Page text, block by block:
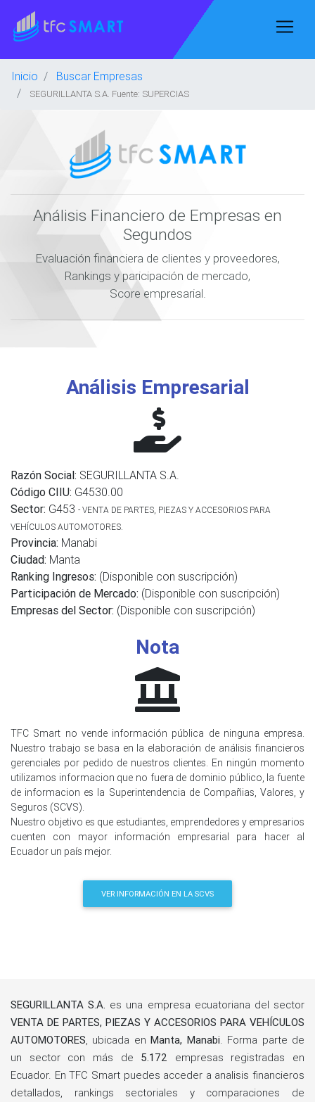
Inicio Buscar Empresas
SEGURILLANTA S.A. Fuente: SUPERCIAS
Análisis Financiero de Empresas en
Segundos
Evaluación financiera de clientes y proveedores,
Rankings y paricipación de mercado,
Score empresarial.
Análisis Empresarial
Razón Social: SEGURILLANTA S.A.
Código CIIU: G4530.00
Sector: G453 - VENTA DE PARTES, PIEZAS Y ACCESORIOS PARA
VEHÍCULOS AUTOMOTORES.
Provincia: Manabi
Ciudad: Manta
Ranking Ingresos: (Disponible con suscripción)
Participación de Mercado: (Disponible con suscripción)
Empresas del Sector: (Disponible con suscripción)
Nota
TFC Smart no vende información pública de ninguna empresa.
Nuestro trabajo se basa en la elaboración de análisis financieros
gerenciales por pedido de nuestros clientes. En ningún momento
utilizamos informacion que no fuera de dominio público, la fuente
de informacion es la Superintendencia de Compañias, Valores, y
Seguros (SCVS).
Nuestro objetivo es que estudiantes, emprendedores y empresarios
cuenten con mayor información empresarial para hacer al
Ecuador un país mejor.
VER INFORMACIÓN EN LA SCVS
SEGURILLANTA S.A. es una empresa ecuatoriana del sector
VENTA DE PARTES, PIEZAS Y ACCESORIOS PARA VEHÍCULOS
AUTOMOTORES, ubicada enManta, Manabi. Forma parte de
un sector con más de 5.172 empresas registradas en
Ecuador. En TFC Smart puedes acceder a analisis financieros
detallados, rankings sectoriales y comparaciones de